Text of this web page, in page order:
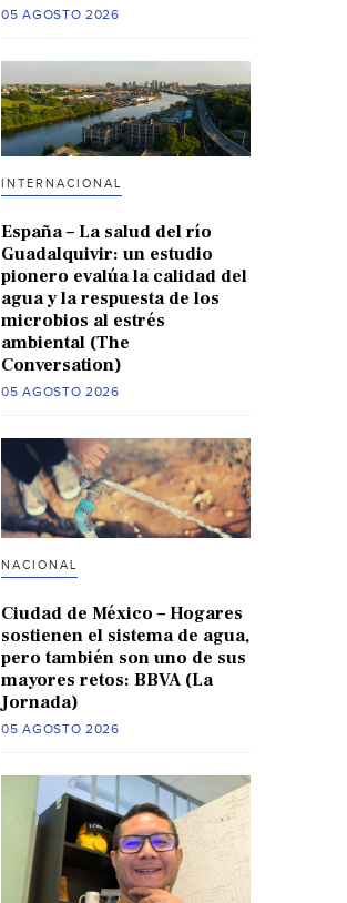
05 AGOSTO 2026
INTERNACIONAL
España – La salud del río
Guadalquivir: un estudio
pionero evalúa la calidad del
agua y la respuesta de los
microbios al estrés
ambiental (The
Conversation)
05 AGOSTO 2026
NACIONAL
Ciudad de México – Hogares
sostienen el sistema de agua,
pero también son uno de sus
mayores retos: BBVA (La
Jornada)
05 AGOSTO 2026